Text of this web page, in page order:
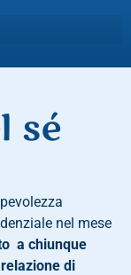
sé
nel mese
a chiunque
di